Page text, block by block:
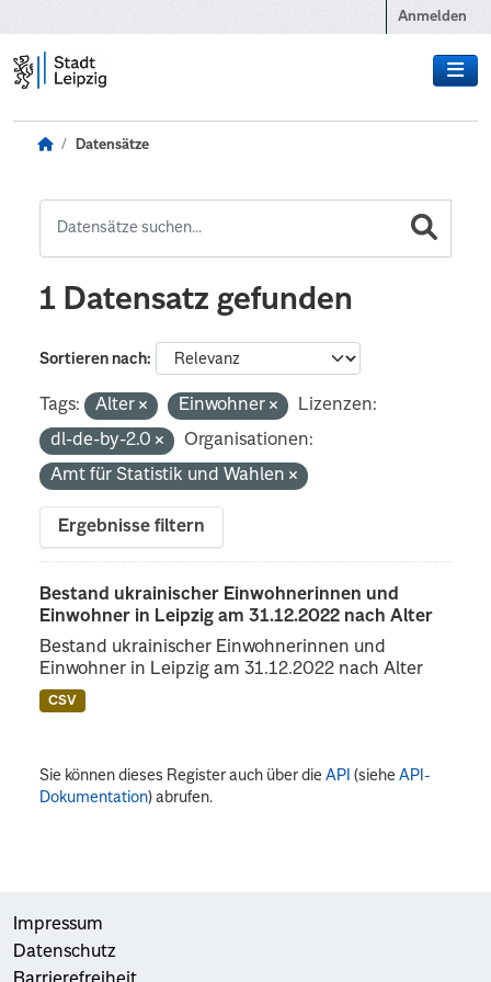
Anmelden
Datensätze
1 Datensatz gefunden
Sortieren nach
Tags: Alter Einwohner
Lizenzen:
dl-de-by-2.0
Organisationen:
Amt für Statistik und Wahlen
Ergebnisse filtern
Bestand ukrainischer Einwohnerinnen und
Einwohner in Leipzig am 31.12.2022 nach Alter
Bestand ukrainischer Einwohnerinnen und
Einwohner in Leipzig am 31.12.2022 nach Alter
CSV
Sie können dieses Register auch über dieAPI (sieheAPI-
Dokumentation) abrufen.
Impressum
Datenschutz